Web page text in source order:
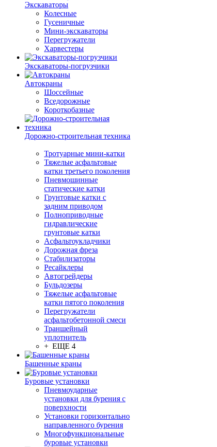
Экскаваторы
Колесные
Гусеничные
Мини-экскаваторы
Перегружатели
Харвестеры
Экскаваторы-погрузчики
Автокраны
Шоссейные
Вседорожные
Короткобазные
Дорожно-строительная техника
Тротуарные мини-катки
Тяжелые асфальтовые
катки третьего поколения
Пневмошинные
статические катки
Грунтовые катки с
задним приводом
Полноприводные
гидравлические
грунтовые катки
Асфальтоукладчики
Дорожная фреза
Стабилизаторы
Ресайклеры
Автогрейдеры
Бульдозеры
Тяжелые асфальтовые
катки пятого поколения
Перегружатели
асфальтобетонной смеси
Траншейный
уплотнитель
+ ЕЩЕ 4
Башенные краны
Буровые установки
Пневмоударные
установки для бурения с
поверхности
Установки горизонтально
направленного бурения
Многофункциональные
буровые установки